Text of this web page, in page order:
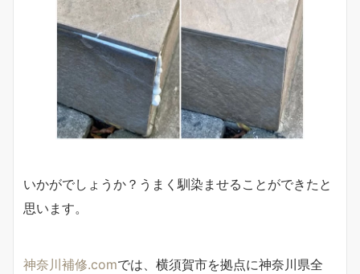
いかがでしょうか？うまく馴染ませることができたと
思います。
神奈川補修.comでは、横須賀市を拠点に神奈川県全